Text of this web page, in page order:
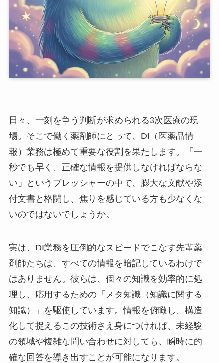
日々、一刻を争う判断が求められる3次医療の現
場。そこで働く薬剤師にとって、DI（医薬品情
報）業務は極めて重要な役割を果たします。「一
秒でも早く、正確な情報を提供しなければならな
い」というプレッシャーの中で、膨大な文献や添
付文書と格闘し、焦りを感じている方も少なくな
いのではないでしょうか。
実は、DI業務を圧倒的なスピードでこなす先輩薬
剤師たちは、すべての情報を暗記しているわけで
はありません。彼らは、個々の知識を効率的に処
理し、応用するための「メタ知識（知識に関する
知識）」を駆使しています。情報を俯瞰し、構造
化して捉えるこの技術さえ身につければ、未経験
の領域や複雑な問い合わせに対しても、瞬時に的
確な回答を導き出すことが可能になります。